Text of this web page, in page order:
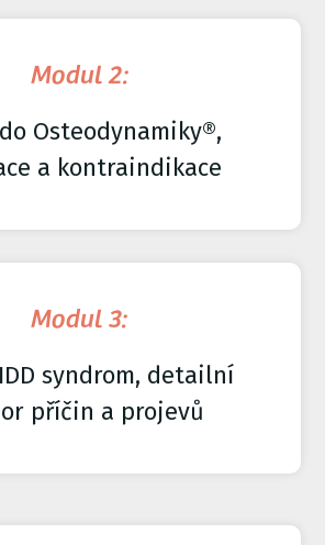
Modul 2:
Osteodynamiky®,
a kontraindikace
Modul 3:
syndrom, detailní
příčin a projevů